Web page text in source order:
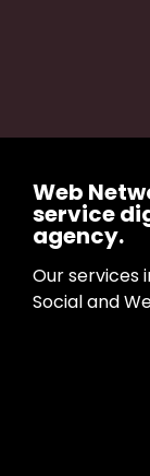
Web
service
agency.
Our services
Social and